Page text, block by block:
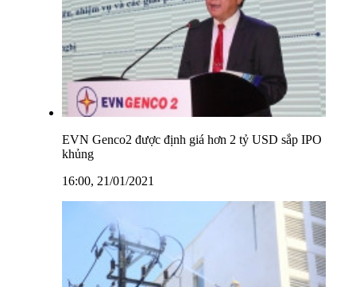
EVN Genco2 được định giá hơn 2 tỷ USD sắp IPO
khủng
16:00, 21/01/2021